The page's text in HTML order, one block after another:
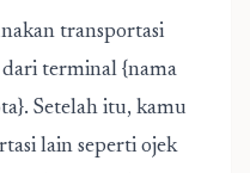
transportasi
terminal {nama
Setelah itu, kamu
lain seperti ojek